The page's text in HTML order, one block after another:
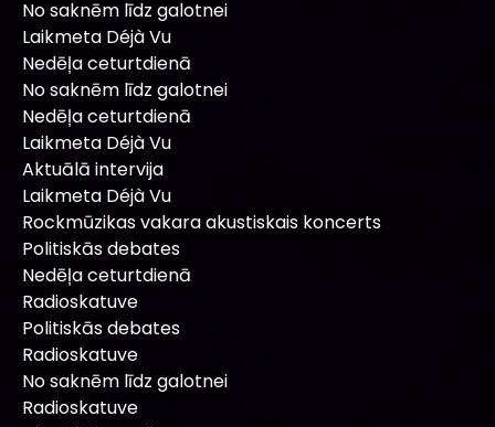
No saknēm līdz galotnei
Laikmeta Déjà Vu
Nedēļa ceturtdienā
No saknēm līdz galotnei
Nedēļa ceturtdienā
Laikmeta Déjà Vu
Aktuālā intervija
Laikmeta Déjà Vu
Rockmūzikas vakara akustiskais koncerts
Politiskās debates
Nedēļa ceturtdienā
Radioskatuve
Politiskās debates
Radioskatuve
No saknēm līdz galotnei
Radioskatuve